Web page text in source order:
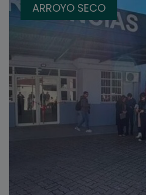
ARROYO SECO